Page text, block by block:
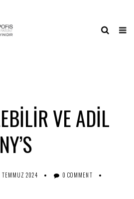
VE ADIL
TEMMUZ 2024 0 COMMENT